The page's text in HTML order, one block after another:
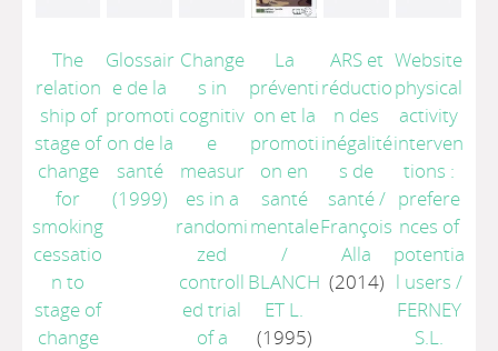
The
relation
ship of
stage of
change
for
smoking
cessatio
n to
stage of
change
Glossair
e de la
promoti
on de la
santé
(1999)
Change
s in
cognitiv
e
measur
es in a
randomi
zed
controll
ed trial
of a
La
préventi
on et la
promoti
on en
santé
mentale
/
BLANCH
ET L.
(1995)
ARS et
réductio
n des
inégalité
s de
santé/
François
Alla
(2014)
Website
physical
activity
interven
tions :
prefere
nces of
potentia
l users /
FERNEY
S.L.